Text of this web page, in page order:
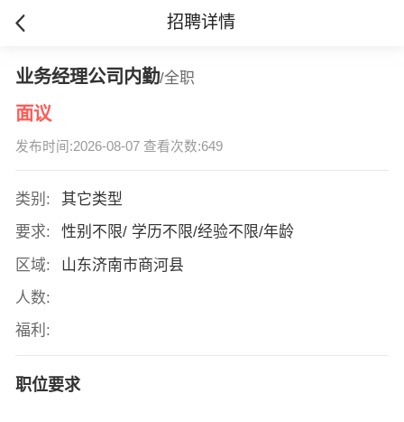
招聘详情
业务经理公司内勤/全职
面议
发布时间:2026-08-07 查看次数:649
类别:
其它类型
要求:
性别不限/ 学历不限/经验不限/年龄
区域:
山东济南市商河县
人数:
福利:
职位要求